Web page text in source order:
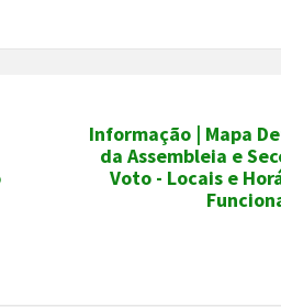
Informação | Mapa
da Assembleia e
Voto - Locais e